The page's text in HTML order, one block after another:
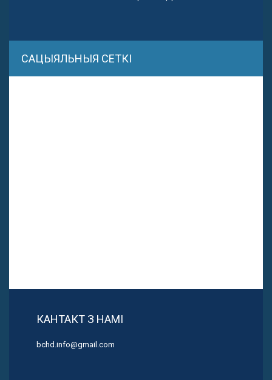
САЦЫЯЛЬНЫЯ СЕТКІ
КАНТАКТ З НАМІ
bchd.info@gmail.com